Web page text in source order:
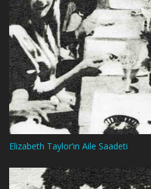
Elizabeth Taylor’ın Aile Saadeti